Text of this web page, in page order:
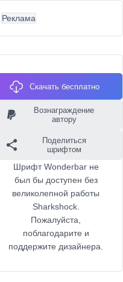
Реклама
Скачать бесплатно
Вознаграждение
автору
Поделиться
шрифтом
Шрифт Wonderbar не
был бы доступен без
великолепной работы
Sharkshock.
Пожалуйста,
поблагодарите и
поддержите дизайнера.